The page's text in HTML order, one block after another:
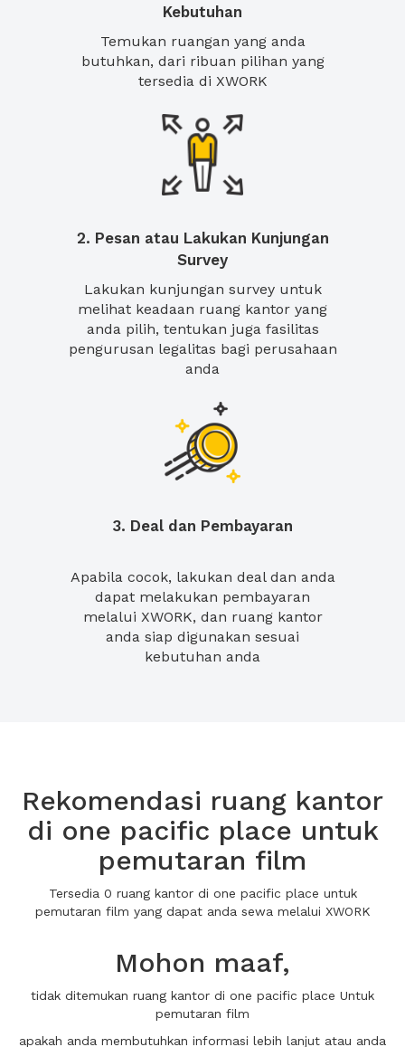
Kebutuhan
Temukan ruangan yang anda
butuhkan, dari ribuan pilihan yang
tersedia di XWORK
2. Pesan atau Lakukan Kunjungan
Survey
Lakukan kunjungan survey untuk
melihat keadaan ruang kantor yang
anda pilih, tentukan juga fasilitas
pengurusan legalitas bagi perusahaan
anda
3. Deal dan Pembayaran
Apabila cocok, lakukan deal dan anda
dapat melakukan pembayaran
melalui XWORK, dan ruang kantor
anda siap digunakan sesuai
kebutuhan anda
Rekomendasi ruang kantor
di one pacific place untuk
pemutaran film
Tersedia 0 ruang kantor di one pacific place untuk
pemutaran film yang dapat anda sewa melalui XWORK
Mohon maaf,
tidak ditemukan ruang kantor di one pacific place Untuk
pemutaran film
apakah anda membutuhkan informasi lebih lanjut atau anda